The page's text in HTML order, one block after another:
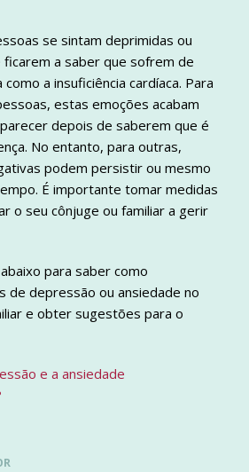
se sintam deprimidas ou
a saber que sofrem de
a insuficiência cardíaca. Para
estas emoções acabam
depois de saberem que é
No entanto, para outras,
podem persistir ou mesmo
É importante tomar medidas
o seu cônjuge ou familiar a gerir
para saber como
de depressão ou ansiedade no
e obter sugestões para o
e a ansiedade